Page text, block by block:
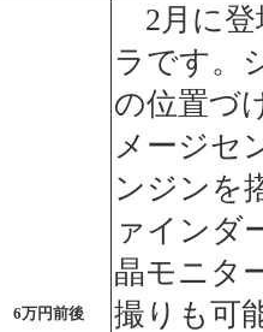
6万円前後
2月に登
ラです。
の位置づ
メージセ
ンジンを
ァインダ
晶モニタ
撮りも可